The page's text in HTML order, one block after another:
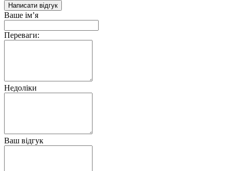
Написати відгук
Ваше ім’я
Переваги:
Недоліки
Ваш відгук